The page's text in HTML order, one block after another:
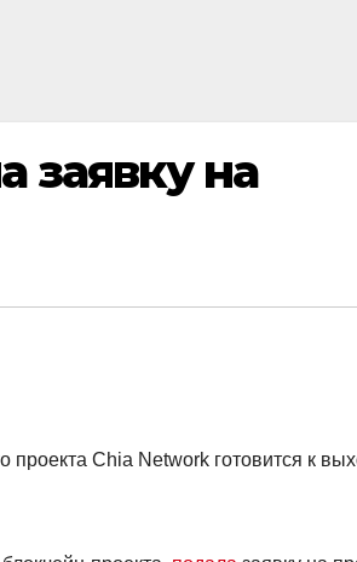
заявку на
проекта Chia Network готовится к